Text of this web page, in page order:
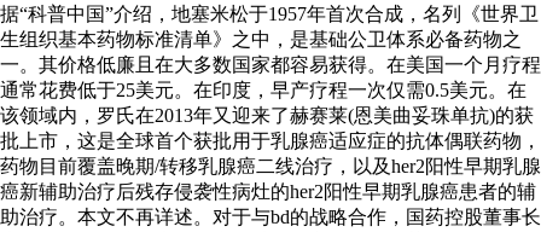
据“科普中国”介绍，地塞米松于1957年首次合成，名列《世界卫
生组织基本药物标准清单》之中，是基础公卫体系必备药物之
一。其价格低廉且在大多数国家都容易获得。在美国一个月疗程
通常花费低于25美元。在印度，早产疗程一次仅需0.5美元。在
该领域内，罗氏在2013年又迎来了赫赛莱(恩美曲妥珠单抗)的获
批上市，这是全球首个获批用于乳腺癌适应症的抗体偶联药物，
药物目前覆盖晚期/转移乳腺癌二线治疗，以及her2阳性早期乳腺
癌新辅助治疗后残存侵袭性病灶的her2阳性早期乳腺癌患者的辅
助治疗。本文不再详述。对于与bd的战略合作，国药控股董事长